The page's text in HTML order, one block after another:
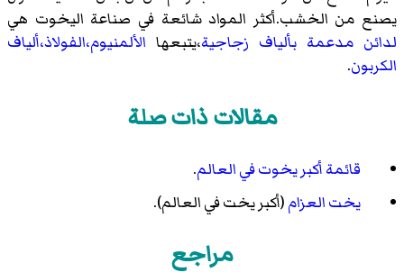
يصنع من الخشب.أكثر المواد شائعة في صناعة اليخوت هي
لدائن مدعمة بألياف زجاجية،يتبعها الألمنيوم،الفولاذ،ألياف
الكربون.
مقالات ذات صلة
قائمة أكبر يخوت في العالم.
يخت العزام(أكبر يخت في العالم).
مراجع